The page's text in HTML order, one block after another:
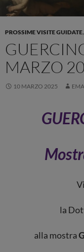
PROSSIME VISITE GUIDATE,
MARZO
10 MARZO 2025
la
alla mostra